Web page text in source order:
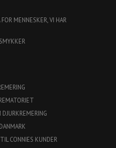
MENNESKER, VI HAR
CONNIES KUNDER